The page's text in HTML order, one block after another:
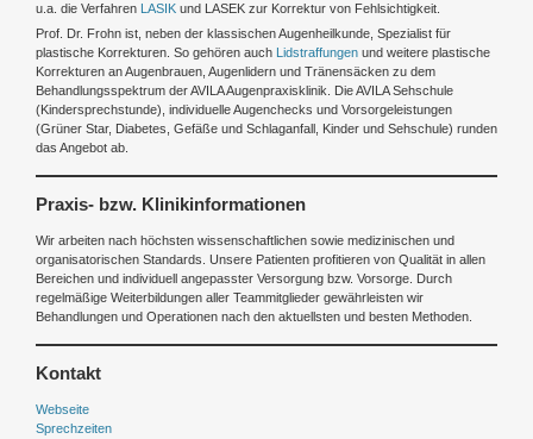
u.a. die Verfahren LASIK und LASEK zur Korrektur von Fehlsichtigkeit.
Prof. Dr. Frohn ist, neben der klassischen Augenheilkunde, Spezialist für
plastische Korrekturen. So gehören auch Lidstraffungen und weitere plastische
Korrekturen an Augenbrauen, Augenlidern und Tränensäcken zu dem
Behandlungsspektrum der AVILA Augenpraxisklinik. Die AVILA Sehschule
(Kindersprechstunde), individuelle Augenchecks und Vorsorgeleistungen
(Grüner Star, Diabetes, Gefäße und Schlaganfall, Kinder und Sehschule) runden
das Angebot ab.
Praxis- bzw. Klinikinformationen
Wir arbeiten nach höchsten wissenschaftlichen sowie medizinischen und
organisatorischen Standards. Unsere Patienten profitieren von Qualität in allen
Bereichen und individuell angepasster Versorgung bzw. Vorsorge. Durch
regelmäßige Weiterbildungen aller Teammitglieder gewährleisten wir
Behandlungen und Operationen nach den aktuellsten und besten Methoden.
Kontakt
Webseite
Sprechzeiten